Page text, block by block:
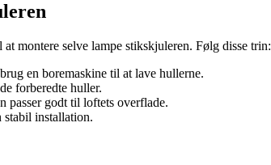
montere selve lampe stikskjuleren. Følg disse trin:
en boremaskine til at lave hullerne.
forberedte huller.
passer godt til loftets overflade.
stabil installation.